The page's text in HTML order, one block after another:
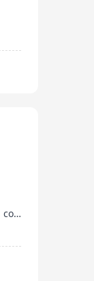
Entitled to marriage leave, paid sick leave, compassionate leave, etc